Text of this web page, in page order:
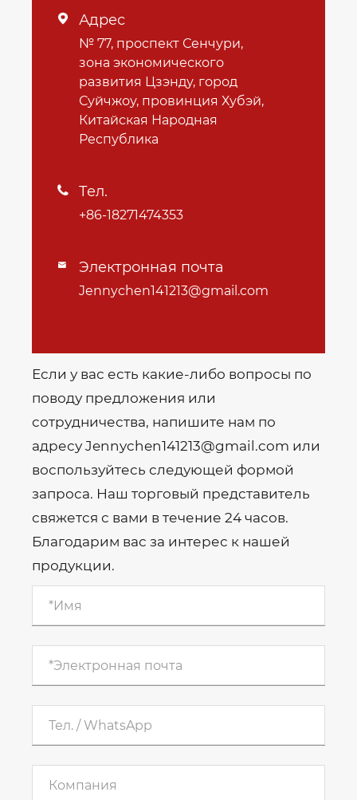
 Адрес
№ 77, проспект Сенчури,
зона экономического
развития Цзэнду, город
Суйчжоу, провинция Хубэй,
Китайская Народная
Республика
 Тел.
+86-18271474353
 Электронная почта
Jennychen141213@gmail.com
Если у вас есть какие-либо вопросы по
поводу предложения или
сотрудничества, напишите нам по
адресу Jennychen141213@gmail.com или
воспользуйтесь следующей формой
запроса. Наш торговый представитель
свяжется с вами в течение 24 часов.
Благодарим вас за интерес к нашей
продукции.